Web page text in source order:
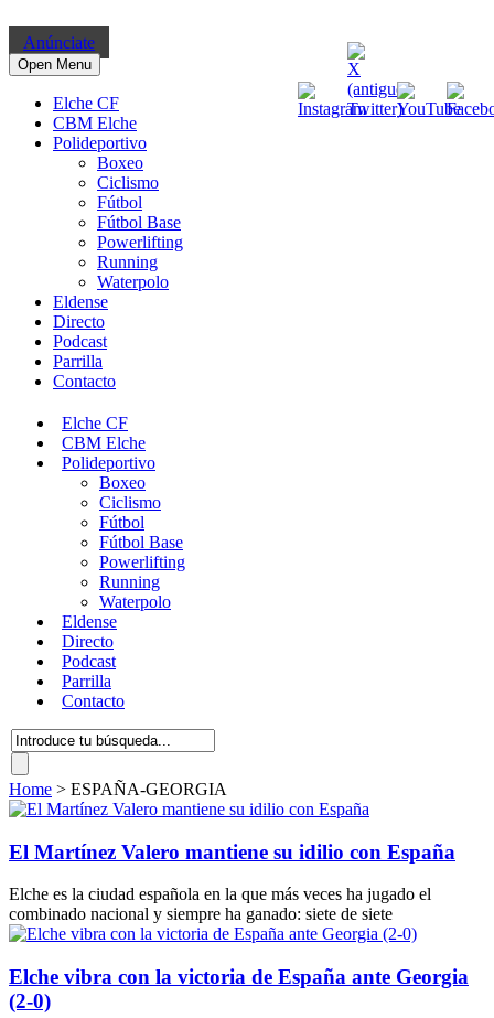
Anúnciate
Open Menu
Elche CF
CBM Elche
Polideportivo
Boxeo
Ciclismo
Fútbol
Fútbol Base
Powerlifting
Running
Waterpolo
Eldense
Directo
Podcast
Parrilla
Contacto
Elche CF
CBM Elche
Polideportivo
Boxeo
Ciclismo
Fútbol
Fútbol Base
Powerlifting
Running
Waterpolo
Eldense
Directo
Podcast
Parrilla
Contacto
Home > ESPAÑA-GEORGIA
El Martínez Valero mantiene su idilio con España
Elche es la ciudad española en la que más veces ha jugado el
combinado nacional y siempre ha ganado: siete de siete
Elche vibra con la victoria de España ante Georgia
(2-0)